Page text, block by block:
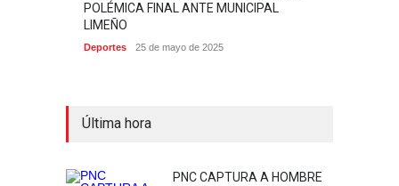
POLÉMICA FINAL ANTE MUNICIPAL
LIMEÑO
Deportes 25 de mayo de 2025
Última hora
PNC CAPTURA A HOMBRE